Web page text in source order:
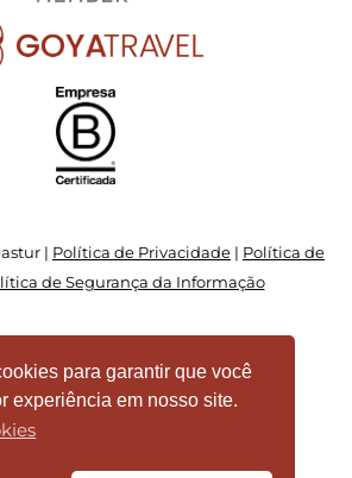
| Política de Privacidade | Política de
de Segurança da Informação
para garantir que você
experiência em nosso site.